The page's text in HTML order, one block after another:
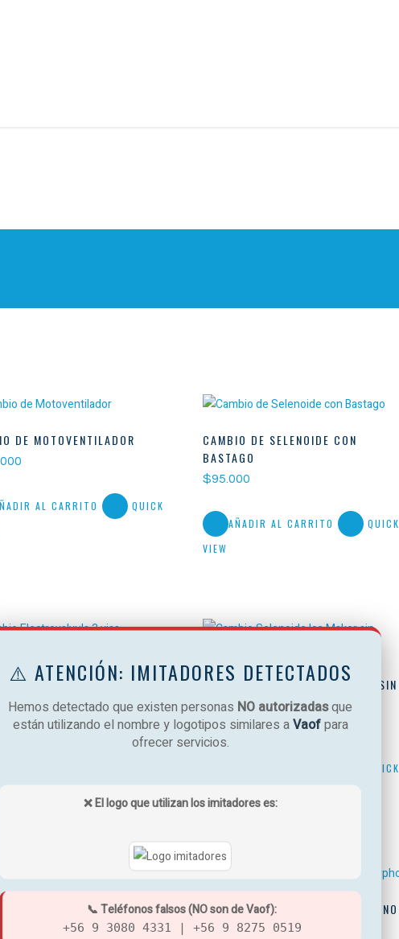
DE MOTOVENTILADOR
AL CARRITO
QUICK
CAMBIO DE SELENOIDE CON
BASTAGO
$95.000
AÑADIR AL CARRITO
QUICK
VIEW
ELECTROVALVULA 3 VIAS
AÑADIR AL CARRITO
QUICK
CAMBIO SELENOIDE ICE MAKER SIN
BASTAGO
$65.000
QUICK
CON FILTRO
MWF
MANTENCIÓN CON FILTRO EXTERNO
WIRPHOOL
⚠️ ATENCIÓN: IMITADORES DETECTADOS
Hemos detectado que existen personas NO autorizadasque
están utilizando el nombre y logotipos similares aVaofpara
ofrecer servicios.
❌ El logo que utilizan los imitadores es:
📞 Teléfonos falsos (NO son de Vaof):
+56 9 3080 4331 | +56 9 8275 0519